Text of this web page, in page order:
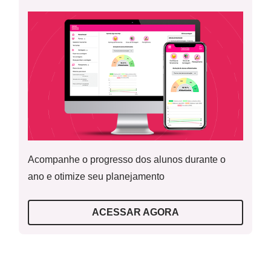
Caso você não possa exibir o vídeo, recite para as crianças
as parlendas que seriam apresentadas.
O que são parlendas?
Leitura complementar para o professor
Como selecionar Recursos Educacionais Digitais
(REDs) para suas aulas?
Acompanhe o progresso dos alunos durante o
ano e otimize seu planejamento
ACESSAR AGORA